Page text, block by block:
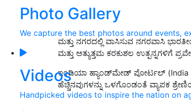
Photo Gallery
We capture the best photos around events,
Videos
Handpicked videos to inspire the nation on
ಮತ್ತು ನಗರದಲ್ಲಿ ವಾಸಿಸುವ ನಗರವಾಸಿ
ಮತ್ತು ಅತ್ಯುತ್ತಮ ಕರಕುಶಲ ಉತ್ಪನ್ನಗಳಿಗೆ
ಇಂಡಿಯಾ ಹ್ಯಾಂಡ್‌ಮೇಡ್ ಪೋರ್ಟಲ್ (India
ಹೆಚ್ಚಿನವುಗಳನ್ನು ಒಳಗೊಂಡಂತೆ ವ್ಯಾಪಕ